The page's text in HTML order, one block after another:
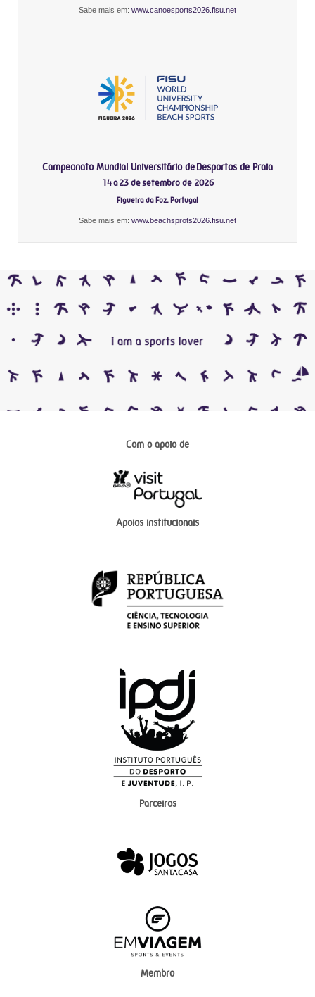
Sabe mais em: www.canoesports2026.fisu.net
-
Campeonato Mundial Universitário de Desportos de Praia
14 a 23 de setembro de 2026
Figueira da Foz, Portugal
Sabe mais em: www.beachsprots2026.fisu.net
Com o apoio de
Apoios institucionais
Parceiros
Membro